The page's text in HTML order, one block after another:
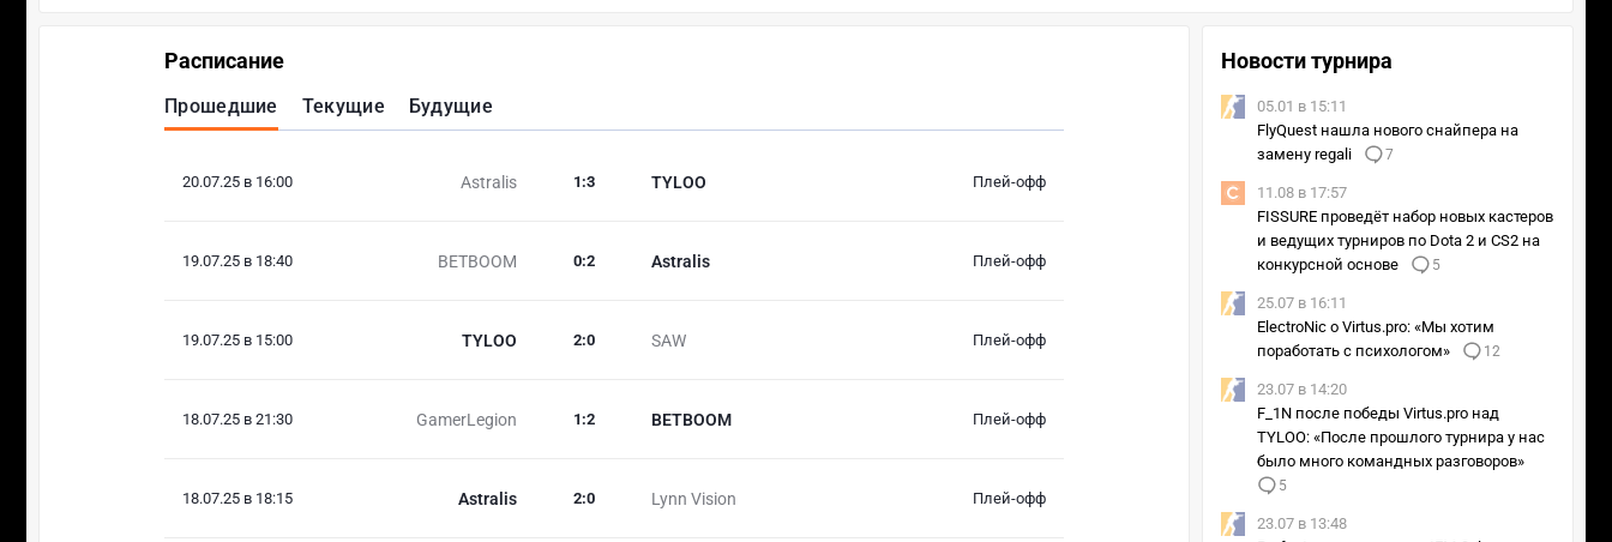
Расписание
Прошедшие Текущие Будущие
20.07.25 в 16:00 Astralis TYLOO
1 :3 Плей-офф
19.07.25 в 18:40 BETBOOM Astralis
0:2 Плей-офф
19.07.25 в 15:00 TYLOO SAW
2:0 Плей-офф
18.07.25 в 21:30 GamerLegion BETBOOM
1 :2 Плей-офф
18.07.25 в 18:15 Astralis Lynn Vision
2:0 Плей-офф
Новости турнира
05.01 в 15:11
FlyQuest нашла нового снайпера на
замену regali
7
11.08 в 17:57
FISSURE проведёт набор новых кастеров
и ведущих турниров по Dota 2 и CS2 на
конкурсной основе
5
25.07 в 16:11
ElectroNic о Virtus.pro: «Мы хотим
поработать с психологом»
12
23.07 в 14:20
F_1N после победы Virtus.pro над
TYLOO: «После прошлого турнира у нас
было много командных разговоров»
5
23.07 в 13:48